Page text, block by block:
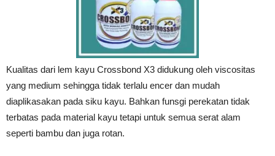
Kualitas dari lem kayu Crossbond X3 didukung oleh viscositas
yang medium sehingga tidak terlalu encer dan mudah
diaplikasakan pada siku kayu. Bahkan funsgi perekatan tidak
terbatas pada material kayu tetapi untuk semua serat alam
seperti bambu dan juga rotan.